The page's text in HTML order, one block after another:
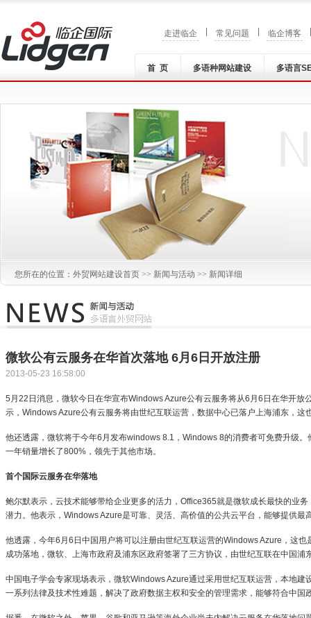
走进临企 常见问题 临企博客
首 页 多语种网站建设 多语言
您所在的位置： 外贸网站建设首页 >> 新闻与活动 >> 新闻详细
微软公有云服务在华首次落地 6月6日开放注册
2013-05-23 16:58:00
5月22日消息，微软今日在华宣布Windows Azure公有云服务将从6月6日在华开放
示，Windows Azure公有云服务将由世纪互联运营，数据中心已落户上海浦东，这
他还透露，微软将于今年6月发布windows 8.1，Windows 8的消费者可免费升级
一年销量增长了800%，领先于其他市场。
首个国际云服务在华落地
鲍尔默表示，云技术能够带给企业更多的活力，Office365就是微软成长最快的业
潜力。他表示，Windows Azure是可靠、灵活、高价值的公共云平台，能够提供最
他透露，今年6月6日中国用户将可以注册由世纪互联运营的Windows Azure，这
成功落地，微软、上海市政府及浦东区政府签署了三方协议，由世纪互联在中国
中国电子学会专家现场表示，微软Windows Azure通过采用世纪互联运营，本地建
一系列法律及技术性难题，解决了政府数据主权和安全的管理需求，能够符合中国